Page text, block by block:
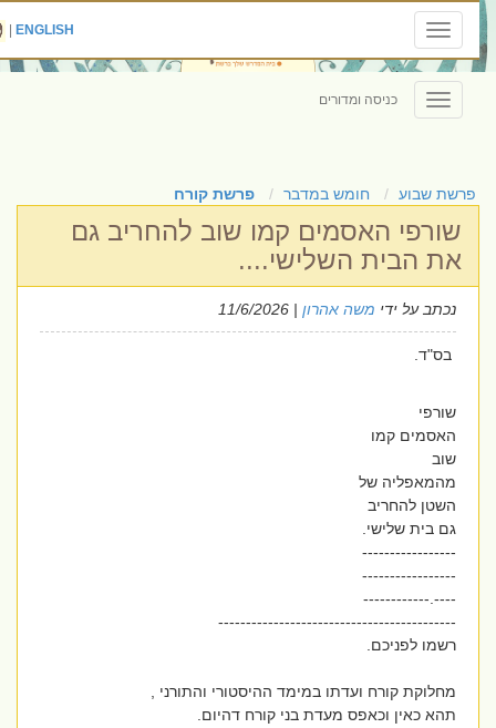
Toggle
navigation
ENGLISH
|
Toggle
navigation
כניסה ומדורים
פרשת שבוע חומש במדבר פרשת קורח
שורפי האסמים קמו שוב להחריב גם
את הבית השלישי....
נכתב על ידימשה אהרון| 11/6/2026
בס"ד.
שורפי
האסמים קמו
שוב
מהמאפליה של
השטן להחריב
גם בית שלישי.
-----------------
-----------------
----.------------
-------------------------------------------
רשמו לפניכם.
מחלוקת קורח ועדתו במימד ההיסטורי והתורני ,
תהא כאין וכאפס מעדת בני קורח דהיום.